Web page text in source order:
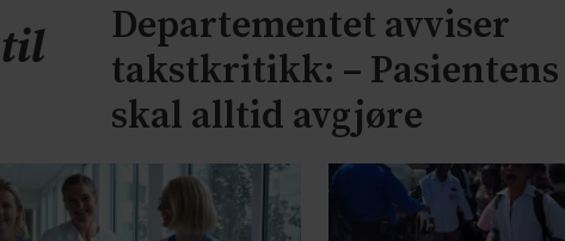
Departementet avviser
takstkritikk: – Pasientens
skal alltid avgjøre